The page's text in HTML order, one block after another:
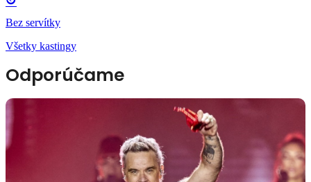
Bez servítky
Všetky kastingy
Odporúčame